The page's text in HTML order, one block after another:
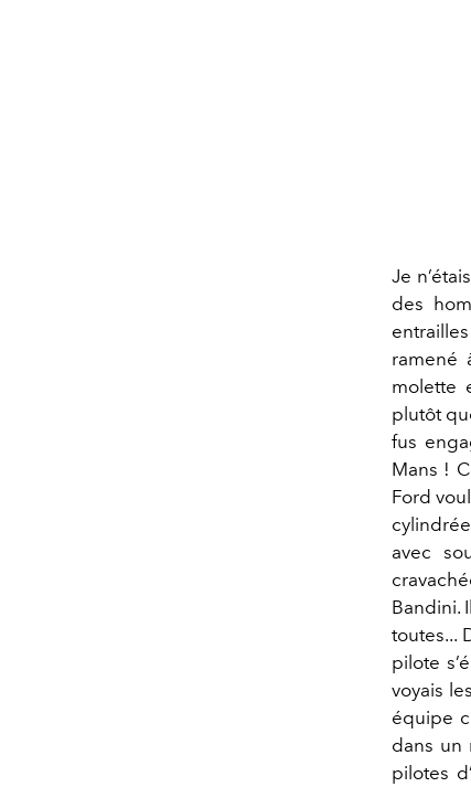
Je
des
ramené
molette
plutôt
fus
Mans !
Ford
avec
Bandini.
toutes...
pilote
voyais
équipe
dans un
pilotes